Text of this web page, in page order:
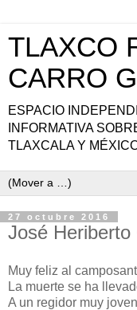
TLAXCO
CARRO
ESPACIO
INFORMATIVA
TLAXCALA Y
27 octubre 2016
José
Muy feliz al
La muerte se ha
A un regidor muy joven